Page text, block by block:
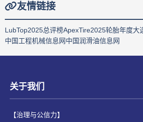
友情链接
LubTop2025总评榜ApexTire2025轮胎年度大
中国工程机械信息网中国润滑油信息网
关于我们
【治理与公信力】